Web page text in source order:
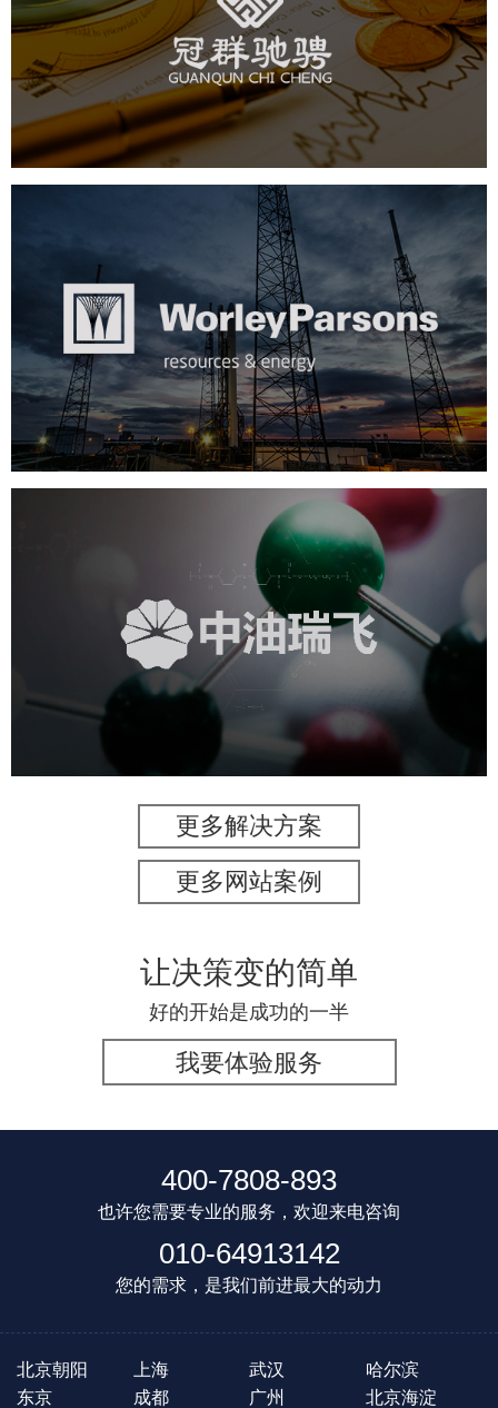
金融保险 电商网站 定制开发 系统开发
沃利帕森
石油化工 电商网站 定制开发 系统开发
中油瑞飞
石油化工 业务系统 定制开发 系统开发
更多解决方案
更多网站案例
让决策变的简单
好的开始是成功的一半
我要体验服务
400-7808-893
也许您需要专业的服务，欢迎来电咨询
010-64913142
您的需求，是我们前进最大的动力
北京朝阳 上海 武汉
哈尔滨
东京
成都 广州 北京海淀